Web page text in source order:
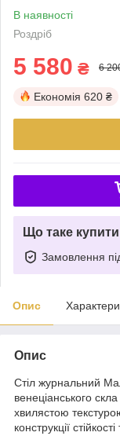
В наявності
Роздріб
5 580 ₴ 6
Економія 620 ₴
Що таке
Замовлення
Опис
Опис
Стіл журнальний
венеціанського
хвилястою
конструкції